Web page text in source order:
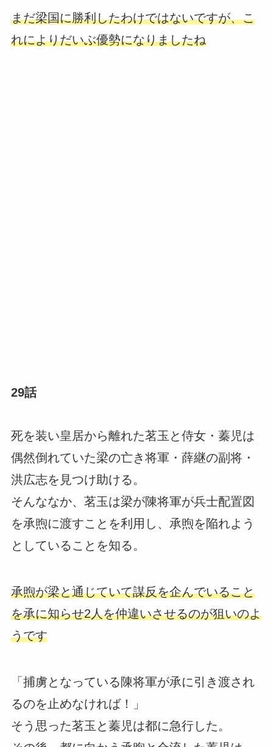
まだ梁国に勝利したわけではないですが、こ
れによりだいぶ優勢になりましたね
29話
死を装い皇居から離れた茗玉と侍女・蓁児は
偶然倒れていた梁の亡き将軍・薛継の副将・
洪広志を見つけ助ける。
そんななか、茗玉は梁が陳将軍が兵士配置図
を承煦に渡すことを利用し、承煦を陥れよう
としていることを知る。
承煦が梁と通じていて謀反を企んでいること
を承に知らせ2人を仲違いさせるのが狙いのよ
うです
「捕虜となっている陳将軍が承に引き渡され
るのを止めなければ！」
そう思った茗玉と蓁児は都に急行した。